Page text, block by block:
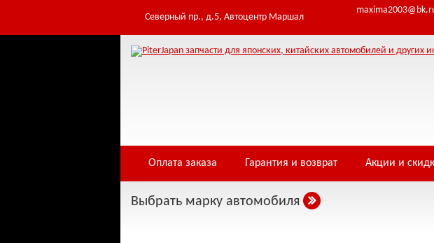
Table 'infowe4f_pjfwds.tomod' doesn't exist Warning: Cannot modify header information - headers
/home/i/infowe4f/piterjapan.ru/public_html/controllers/404.php on line 3
Северный пр., д.5, Автоцентр Маршал
Оплата заказа Гарантия и возврат Акции и
Выбрать марку автомобиля